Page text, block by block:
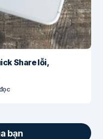
Share lỗi,
bạn